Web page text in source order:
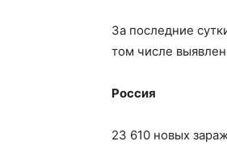
За последние
том числе
Россия
23 610 новых